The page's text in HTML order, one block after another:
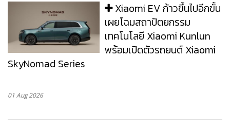
Xiaomi EV ก้าวขึ้นไปอีกขั้น
เผยโฉมสถาปัตยกรรม
เทคโนโลยี Xiaomi Kunlun
พร้อมเปิดตัวรถยนต์ Xiaomi
SkyNomad Series
01 Aug 2026